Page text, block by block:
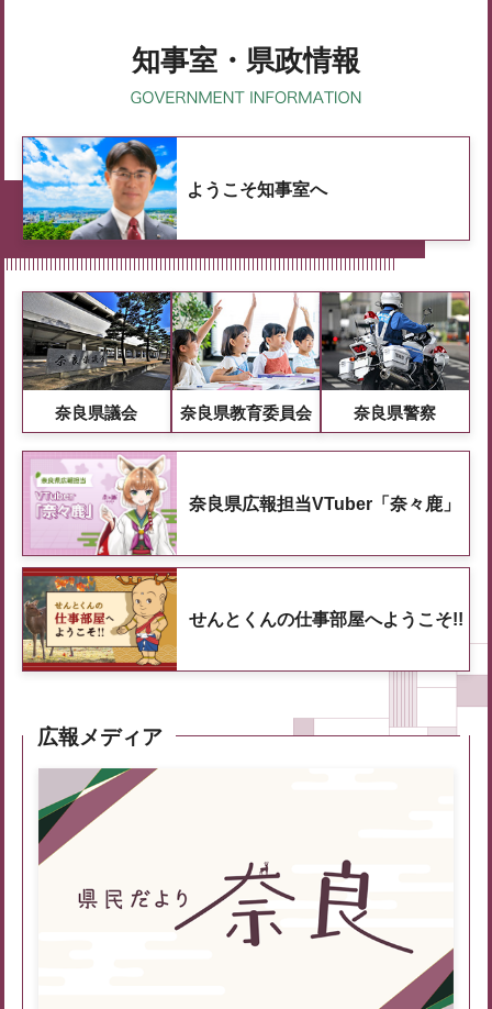
知事室・県政情報
ようこそ知事室へ
奈良県議会 奈良県教育委員会 奈良県警察
奈良県広報担当VTuber「奈々鹿」
せんとくんの仕事部屋へようこそ!!
広報メディア